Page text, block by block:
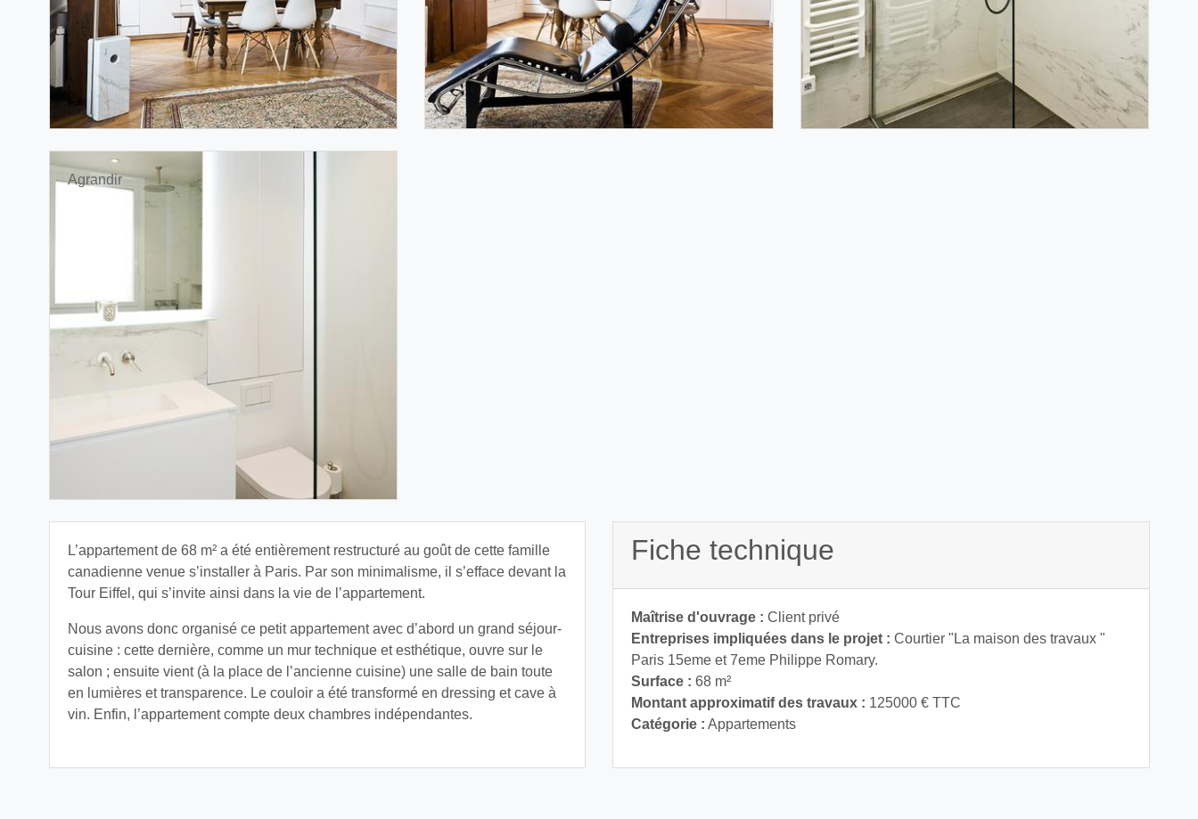
Agrandir
L’appartement de 68 m² a été entièrement restructuré au goût de cette famille
canadienne venue s’installer à Paris. Par son minimalisme, il s’efface devant la
Tour Eiffel, qui s’invite ainsi dans la vie de l’appartement.
Nous avons donc organisé ce petit appartement avec d’abord un grand séjour-
cuisine : cette dernière, comme un mur technique et esthétique, ouvre sur le
salon ; ensuite vient (à la place de l’ancienne cuisine) une salle de bain toute
en lumières et transparence. Le couloir a été transformé en dressing et cave à
vin. Enfin, l’appartement compte deux chambres indépendantes.
Fiche technique
Maîtrise d'ouvrage : Client privé
Entreprises impliquées dans le projet : Courtier "La maison des travaux "
Paris 15eme et 7eme Philippe Romary.
Surface : 68 m²
Montant approximatif des travaux : 125000 € TTC
Catégorie : Appartements